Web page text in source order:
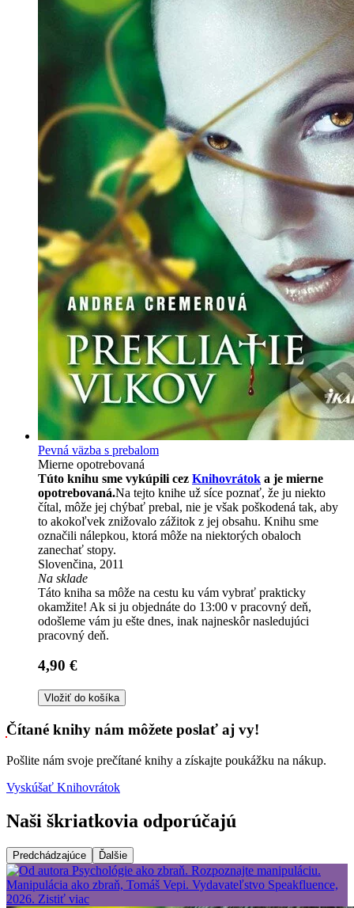
Pevná väzba s prebalom
Mierne opotrebovaná
Túto knihu sme vykúpili cez Knihovrátok a je mierne
opotrebovaná.Na tejto knihe už síce poznať, že ju niekto
čítal, môže jej chýbať prebal, nie je však poškodená tak, aby
to akokoľvek znižovalo zážitok z jej obsahu. Knihu sme
označili nálepkou, ktorá môže na niektorých obaloch
zanechať stopy.
Slovenčina, 2011
Na sklade
Táto kniha sa môže na cestu ku vám vybrať prakticky
okamžite! Ak si ju objednáte do 13:00 v pracovný deň,
odošleme vám ju ešte dnes, inak najneskôr nasledujúci
pracovný deň.
4,90 €
Vložiť do košíka
Čítané knihy nám môžete poslať aj vy!
Pošlite nám svoje prečítané knihy a získajte poukážku na nákup.
Vyskúšať Knihovrátok
Naši škriatkovia odporúčajú
Predchádzajúce Ďalšie